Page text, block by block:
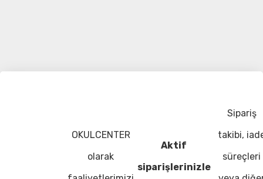
OKULCENTER
olarak
Aktif
siparişlerinizle
Sipariş
takibi,
süreçleri